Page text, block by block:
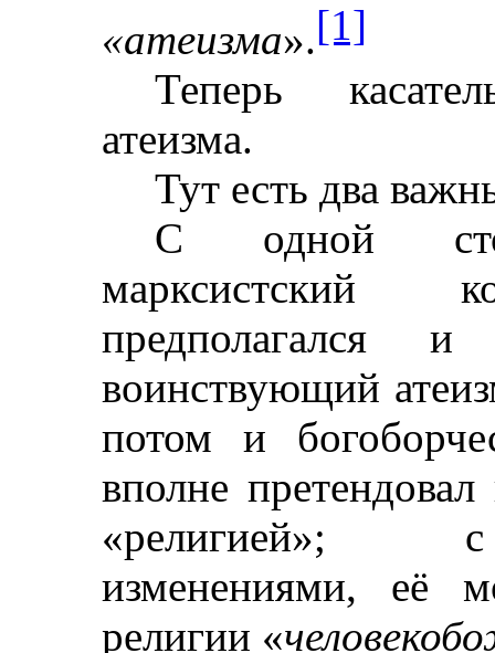
«атеизма».[1]
Теперь
атеизма.
Тут есть два
С одной
марксистский
предполагался и
воинствующий
потом и
вполне
«религией»; с
изменениями, её
религии «